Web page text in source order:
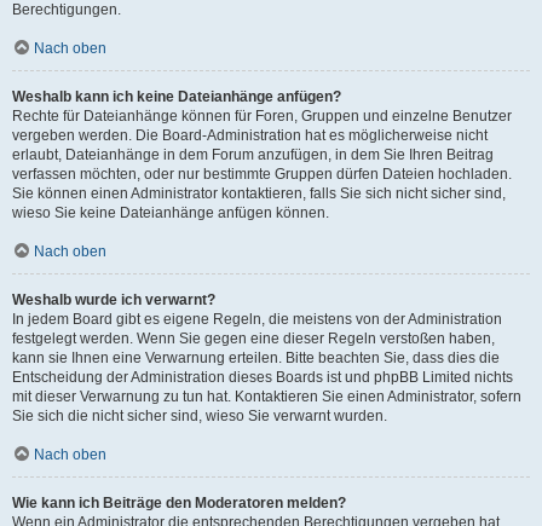
Berechtigungen.
Nach oben
Weshalb kann ich keine Dateianhänge anfügen?
Rechte für Dateianhänge können für Foren, Gruppen und einzelne Benutzer
vergeben werden. Die Board-Administration hat es möglicherweise nicht
erlaubt, Dateianhänge in dem Forum anzufügen, in dem Sie Ihren Beitrag
verfassen möchten, oder nur bestimmte Gruppen dürfen Dateien hochladen.
Sie können einen Administrator kontaktieren, falls Sie sich nicht sicher sind,
wieso Sie keine Dateianhänge anfügen können.
Nach oben
Weshalb wurde ich verwarnt?
In jedem Board gibt es eigene Regeln, die meistens von der Administration
festgelegt werden. Wenn Sie gegen eine dieser Regeln verstoßen haben,
kann sie Ihnen eine Verwarnung erteilen. Bitte beachten Sie, dass dies die
Entscheidung der Administration dieses Boards ist und phpBB Limited nichts
mit dieser Verwarnung zu tun hat. Kontaktieren Sie einen Administrator, sofern
Sie sich die nicht sicher sind, wieso Sie verwarnt wurden.
Nach oben
Wie kann ich Beiträge den Moderatoren melden?
Wenn ein Administrator die entsprechenden Berechtigungen vergeben hat,